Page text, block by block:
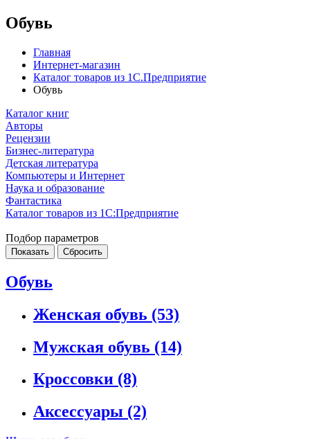
Обувь
Главная
Интернет-магазин
Каталог товаров из 1С.Предприятие
Обувь
Каталог книг
Авторы
Рецензии
Бизнес-литература
Детская литература
Компьютеры и Интернет
Наука и образование
Фантастика
Каталог товаров из 1С:Предприятие
Подбор параметров
Обувь
Женская обувь (53)
Мужская обувь (14)
Кроссовки (8)
Аксессуары (2)